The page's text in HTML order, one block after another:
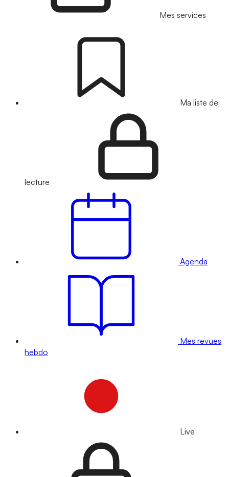
Mes services
Ma liste de
lecture
Agenda
Mes revues
hebdo
Live